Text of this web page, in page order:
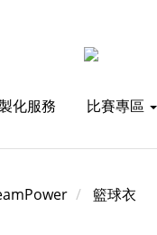
化服務 比賽專區
籃球衣